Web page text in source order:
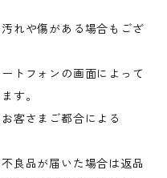
れや傷がある場合もござ
トフォンの画面によって
す。
客さまご都合による
良品が届いた場合は返品